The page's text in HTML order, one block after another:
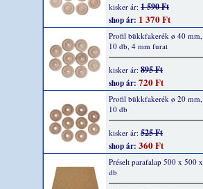
kisker ár: 1 590 Ft
shop ár: 1 370 Ft
Profil bükkfakerék ø 40
10 db, 4 mm furat
kisker ár: 895 Ft
shop ár: 720 Ft
Profil bükkfakerék ø 20
10 db
kisker ár: 525 Ft
shop ár: 360 Ft
Préselt parafalap 500 x 500
db